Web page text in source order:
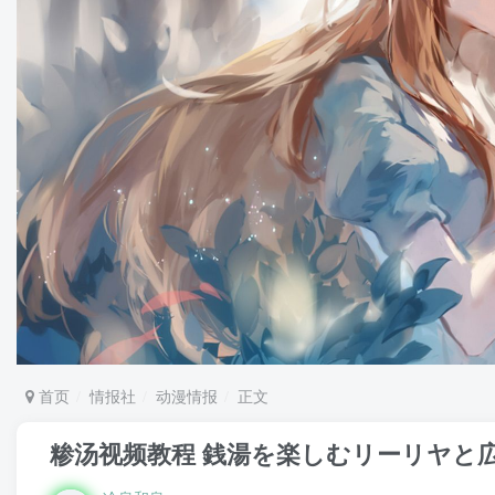
首页 情报社 动漫情报 正文
糁汤视频教程 銭湯を楽しむリーリヤと